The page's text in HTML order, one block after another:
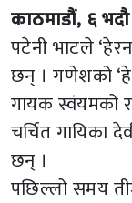
काठमाडौं, ६
पटेनी भाटले
छन् । गणेशको
गायक स्वंयमको
चर्चित गायिका
छन् ।
पछिल्लो समय